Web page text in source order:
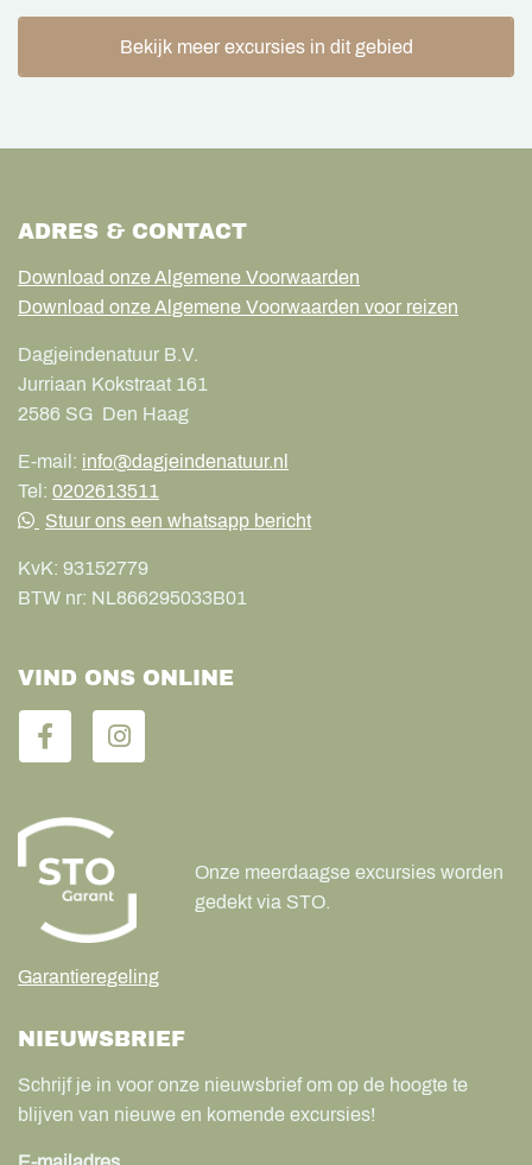
Bekijk meer excursies in dit gebied
ADRES & CONTACT
Download onze Algemene Voorwaarden
Download onze Algemene Voorwaarden voor reizen
Dagjeindenatuur B.V.
Jurriaan Kokstraat 161
2586 SG Den Haag
E-mail: info@dagjeindenatuur.nl
Tel: 0202613511
Stuur ons een whatsapp bericht
KvK: 93152779
BTW nr: NL866295033B01
VIND ONS ONLINE
Garantieregeling
Onze meerdaagse excursies worden
gedekt via STO.
NIEUWSBRIEF
Schrijf je in voor onze nieuwsbrief om op de hoogte te
blijven van nieuwe en komende excursies!